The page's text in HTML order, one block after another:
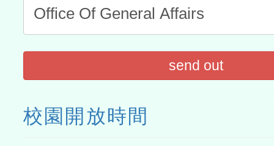
send out
校園開放時間